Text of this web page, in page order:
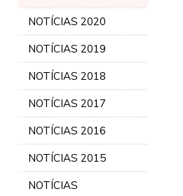
NOTÍCIAS 2020
NOTÍCIAS 2019
NOTÍCIAS 2018
NOTÍCIAS 2017
NOTÍCIAS 2016
NOTÍCIAS 2015
NOTÍCIAS